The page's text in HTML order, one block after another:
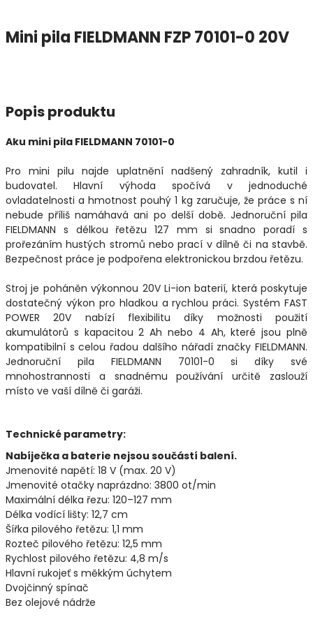
Mini pila FIELDMANN FZP 70101-0 20V
Popis produktu
Aku mini pila FIELDMANN 70101-0
Pro mini pilu najde uplatnění nadšený zahradník, kutil i
budovatel. Hlavní výhoda spočívá v jednoduché
ovladatelnosti a hmotnost pouhý 1 kg zaručuje, že práce s ní
nebude příliš namáhavá ani po delší době. Jednoruční pila
FIELDMANN s délkou řetězu 127 mm si snadno poradí s
prořezáním hustých stromů nebo prací v dílně či na stavbě.
Bezpečnost práce je podpořena elektronickou brzdou řetězu.
Stroj je poháněn výkonnou 20V Li-ion baterií, která poskytuje
dostatečný výkon pro hladkou a rychlou práci. Systém FAST
POWER 20V nabízí flexibilitu díky možnosti použití
akumulátorů s kapacitou 2 Ah nebo 4 Ah, které jsou plně
kompatibilní s celou řadou dalšího nářadí značky FIELDMANN.
Jednoruční pila FIELDMANN 70101-0 si díky své
mnohostrannosti a snadnému používání určitě zaslouží
místo ve vaší dílně či garáži.
Technické parametry:
Nabíječka a baterie nejsou součástí balení.
Jmenovité napětí: 18 V (max. 20 V)
Jmenovité otačky naprázdno: 3800 ot/min
Maximální délka řezu: 120–127 mm
Délka vodící lišty: 12,7 cm
Šířka pilového řetězu: 1,1 mm
Rozteč pilového řetězu: 12,5 mm
Rychlost pilového řetězu: 4,8 m/s
Hlavní rukojeť s měkkým úchytem
Dvojčinný spínač
Bez olejové nádrže